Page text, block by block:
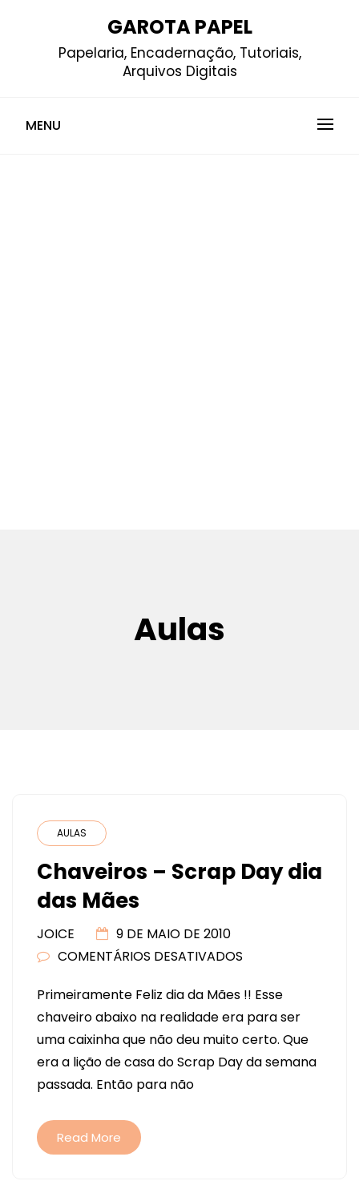
GAROTA PAPEL
Papelaria, Encadernação, Tutoriais,
Arquivos Digitais
MENU
Aulas
AULAS
Chaveiros – Scrap Day dia
das Mães
JOICE
9 DE MAIO DE 2010
COMENTÁRIOS DESATIVADOS
–
SCRAP
DAY
DIA
Primeiramente Feliz dia da Mães !! Esse
chaveiro abaixo na realidade era para ser
uma caixinha que não deu muito certo. Que
era a lição de casa do Scrap Day da semana
passada. Então para não
Read More